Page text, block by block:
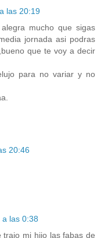
las 20:19
mucho que sigas
jornada asi podras
que te voy a decir
para no variar y no
20:46
las 0:38
trajo mi hijo las fabas de